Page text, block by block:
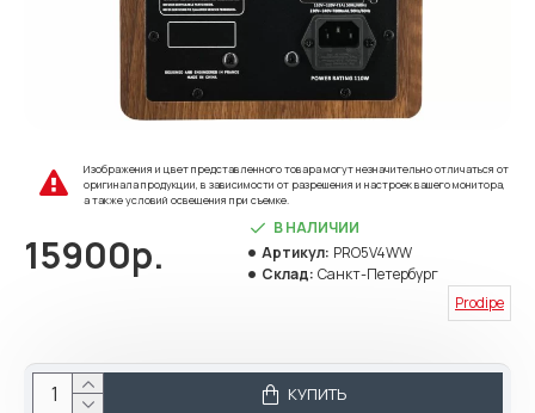
Изображения и цвет представленного товара могут незначительно отличаться от
оригинала продукции, в зависимости от разрешения и настроек вашего монитора,
а также условий освещения при съемке.
15900р.
В НАЛИЧИИ
Артикул: PRO5V4WW
Склад: Санкт-Петербург
Prodipe
КУПИТЬ